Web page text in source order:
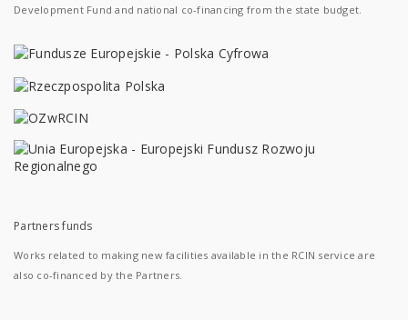
Development Fund and national co-financing from the state budget.
Partners funds
Works related to making new facilities available in the RCIN service are
also co-financed by the Partners.